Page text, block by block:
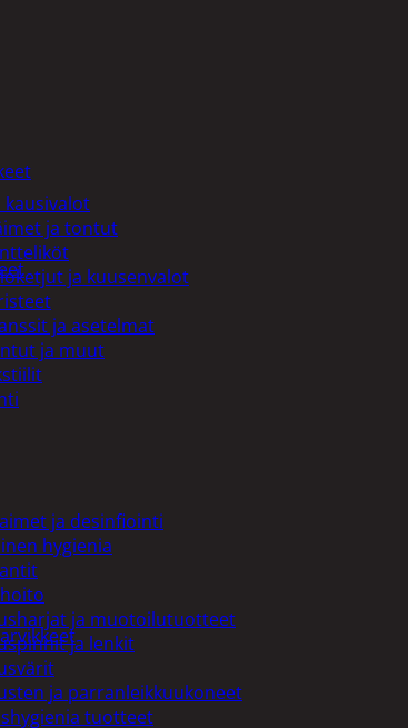
kausivalot
ja tontut
ja kuusenvalot
ja asetelmat
ja muut
ja desinfiointi
hygienia
ja muotoilutuotteet
ja lenkit
ja parranleikkuukoneet
tuotteet